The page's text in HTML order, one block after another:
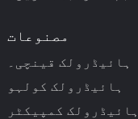
مصنوعات
ہائیڈرولک قینچی۔
ہائیڈرولک کولہو
ہائیڈرولک کمپیکٹر